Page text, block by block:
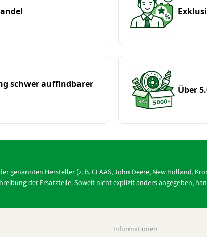
schwer auffindbarer
Über
genannten Hersteller (z. B. CLAAS, John Deere, New Holland,
der Ersatzteile. Soweit nicht explizit anders angegeben,
Informationen